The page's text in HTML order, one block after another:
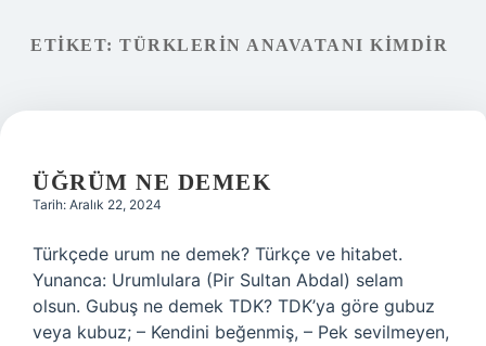
ETIKET: TÜRKLERIN ANAVATANI KIMDIR
ÜĞRÜM NE DEMEK
Tarih: Aralık 22, 2024
Türkçede urum ne demek? Türkçe ve hitabet.
Yunanca: Urumlulara (Pir Sultan Abdal) selam
olsun. Gubuş ne demek TDK? TDK’ya göre gubuz
veya kubuz; – Kendini beğenmiş, – Pek sevilmeyen,